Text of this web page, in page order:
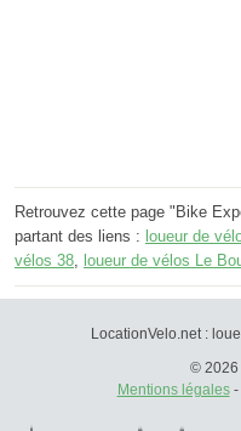
Retrouvez cette page "Bike
partant des liens : loueur de
vélos 38, loueur de vélos Le
LocationVelo.net :
© 2026
Mentions légales-